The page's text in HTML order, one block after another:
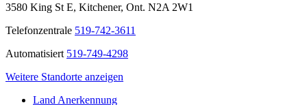
3580 King St E, Kitchener, Ont. N2A 2W1
Telefonzentrale 519-742-3611
Automatisiert 519-749-4298
Weitere Standorte anzeigen
Land Anerkennung